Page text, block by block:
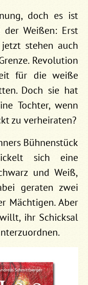
doch es ist
Weißen: Erst
stehen auch
Revolution
für die weiße
Doch sie hat
Tochter, wenn
zu verheiraten?
Bühnenstück
sich eine
und Weiß,
geraten zwei
Mächtigen. Aber
ihr Schicksal